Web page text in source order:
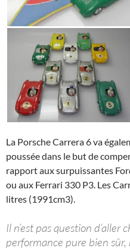
La Porsche Carrera 6 va
poussée dans le but de
rapport aux surpuissantes
ou aux Ferrari 330 P3. Les
litres (1991cm3).
Il n’est pas question d’aller
performance pure bien